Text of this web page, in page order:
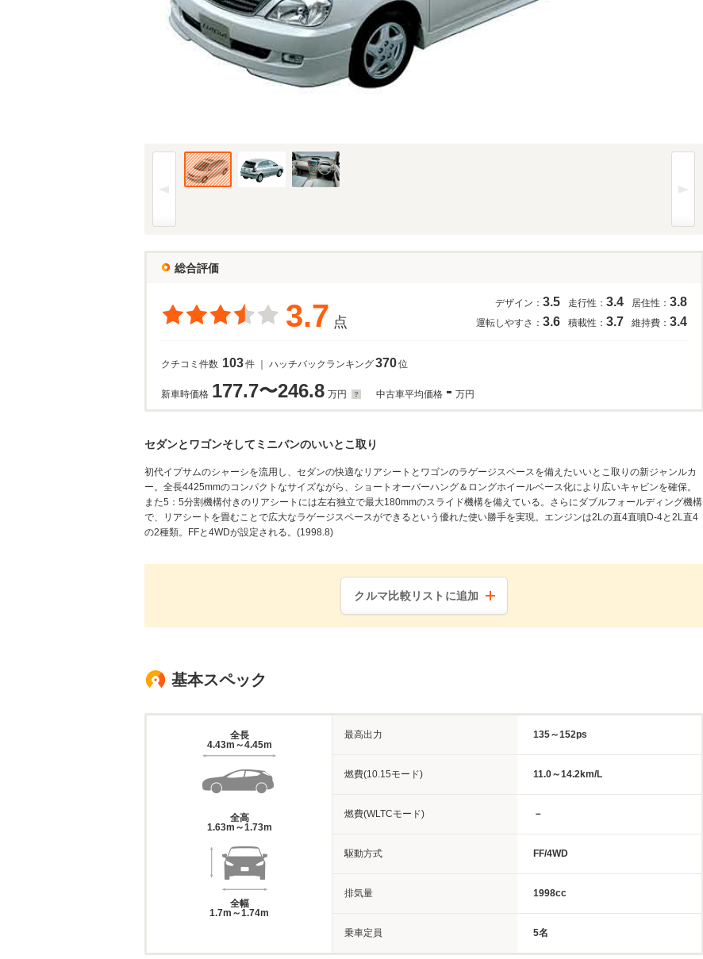
01年(H13)4月、MC時のフロント。仕様はグレードにより異なります (1/3枚)
総合評価
3.7 点
デザイン： 3.5 走行性： 3.4 居住性： 3.8
運転しやすさ： 3.6 積載性： 3.7 維持費： 3.4
クチコミ件数 103件 ｜ ハッチバックランキング370位
新車時価格 177.7〜246.8 万円 中古車平均価格 - 万円
セダンとワゴンそしてミニバンのいいとこ取り
初代イプサムのシャーシを流用し、セダンの快適なリアシートとワゴンのラゲージスペースを備えたいいとこ取りの新ジャンルカ
ー。全長4425mmのコンパクトなサイズながら、ショートオーバーハング＆ロングホイールベース化により広いキャビンを確保。
また5：5分割機構付きのリアシートには左右独立で最大180mmのスライド機構を備えている。さらにダブルフォールディング機構
で、リアシートを畳むことで広大なラゲージスペースができるという優れた使い勝手を実現。エンジンは2Lの直4直噴D-4と2L直4
の2種類。FFと4WDが設定される。(1998.8)
クルマ比較リストに追加
基本スペック
全長
4.43m～4.45m
全高
1.63m～1.73m
全幅
1.7m～1.74m
最高出力 135～152ps
燃費(10.15モード) 11.0～14.2km/L
燃費(WLTCモード) －
駆動方式 FF/4WD
排気量 1998cc
乗車定員 5名